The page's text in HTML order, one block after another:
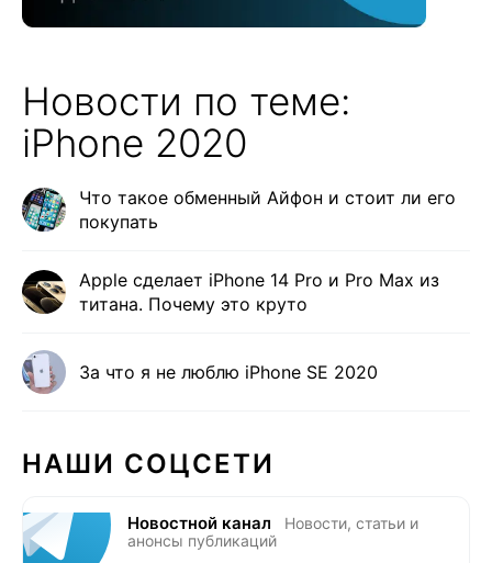
Новости по теме:
iPhone 2020
Что такое обменный Айфон и стоит ли его
покупать
Apple сделает iPhone 14 Pro и Pro Max из
титана. Почему это круто
За что я не люблю iPhone SE 2020
НАШИ СОЦСЕТИ
Новостной канал
Новости, статьи и
анонсы публикаций